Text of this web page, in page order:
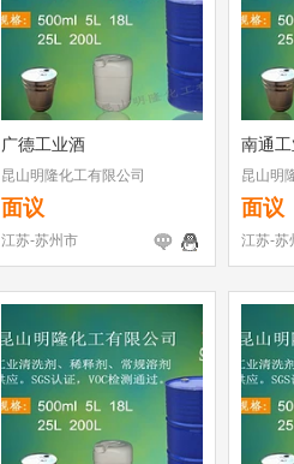
广德工业酒
昆山明隆化工有限公司
面议
江苏-苏州市
南通
昆山明
面议
江苏-苏